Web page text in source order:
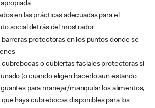
en las prácticas adecuadas para el
social detrás del mostrador
barreras protectoras en los puntos donde se
cubrebocas o cubiertas faciales protectoras si
(o cuando eligen hacerlo aun estando
para manejar/manipular los alimentos,
haya cubrebocas disponibles para los